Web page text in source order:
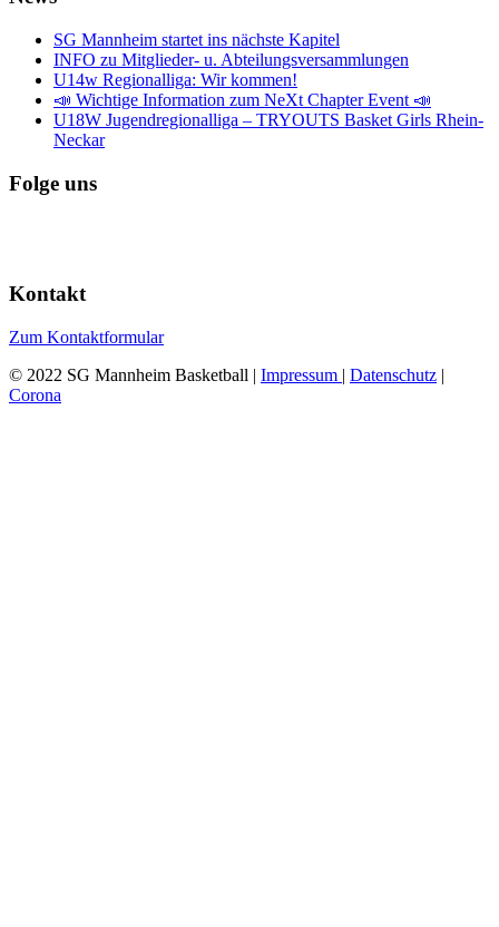
SG Mannheim startet ins nächste Kapitel
INFO zu Mitglieder- u. Abteilungsversammlungen
U14w Regionalliga: Wir kommen!
📣 Wichtige Information zum NeXt Chapter Event 📣
U18W Jugendregionalliga – TRYOUTS Basket Girls Rhein-
Neckar
Folge uns
Kontakt
Zum Kontaktformular
© 2022 SG Mannheim Basketball | Impressum | Datenschutz |
Corona